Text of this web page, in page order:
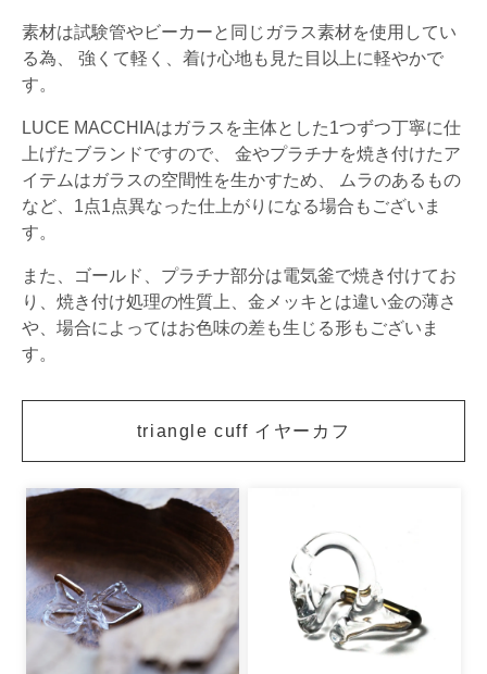
素材は試験管やビーカーと同じガラス素材を使用してい
る為、 強くて軽く、着け心地も見た目以上に軽やかで
す。
LUCE MACCHIAはガラスを主体とした1つずつ丁寧に仕
上げたブランドですので、 金やプラチナを焼き付けたア
イテムはガラスの空間性を生かすため、 ムラのあるもの
など、1点1点異なった仕上がりになる場合もございま
す。
また、ゴールド、プラチナ部分は電気釜で焼き付けてお
り、焼き付け処理の性質上、金メッキとは違い金の薄さ
や、場合によってはお色味の差も生じる形もございま
す。
triangle cuff イヤーカフ